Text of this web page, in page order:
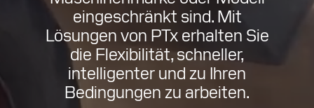
eingeschränkt sind. Mit
Lösungen von PTx erhalten Sie
die Flexibilität, schneller,
intelligenter und zu Ihren
Bedingungen zu arbeiten.